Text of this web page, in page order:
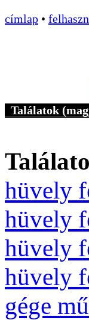
címlap •
Találatok
hüvely
hüvely
hüvely
hüvely
gége